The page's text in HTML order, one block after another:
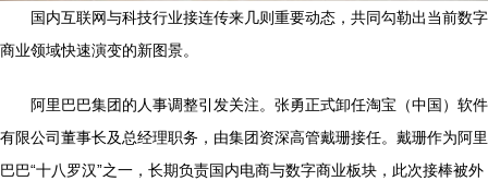
国内互联网与科技行业接连传来几则重要动态，共同勾勒出当前数字
商业领域快速演变的新图景。
阿里巴巴集团的人事调整引发关注。张勇正式卸任淘宝（中国）软件
有限公司董事长及总经理职务，由集团资深高管戴珊接任。戴珊作为阿里
巴巴“十八罗汉”之一，长期负责国内电商与数字商业板块，此次接棒被外